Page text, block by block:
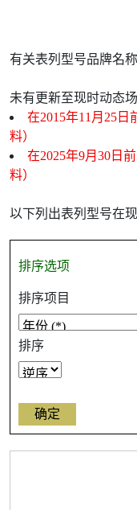
有关表列型号品牌名
未有更新至现时动态
在2015年11月25
料）
在2025年9月30日
料）
以下列出表列型号在
排序选项
排序项目
排序